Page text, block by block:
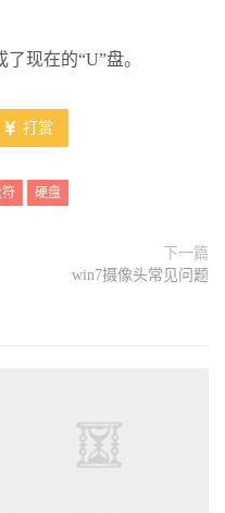
现在的“U”盘。
打赏
硬盘
下一篇
win7摄像头常见问题